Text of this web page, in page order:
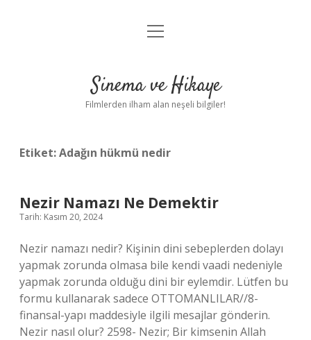
Gizlilik Politikası
Yasal Uyarı
menüyü
Sinema ve Hikaye
Filmlerden ilham alan neşeli bilgiler!
Etiket:Adağın hükmü nedir
Nezir Namazı Ne Demektir
Tarih: Kasım 20, 2024
Nezir namazı nedir? Kişinin dini sebeplerden dolayı
yapmak zorunda olmasa bile kendi vaadi nedeniyle
yapmak zorunda olduğu dini bir eylemdir. Lütfen bu
formu kullanarak sadece OTTOMANLILAR//8-
finansal-yapı maddesiyle ilgili mesajlar gönderin.
Nezir nasıl olur? 2598- Nezir; Bir kimsenin Allah